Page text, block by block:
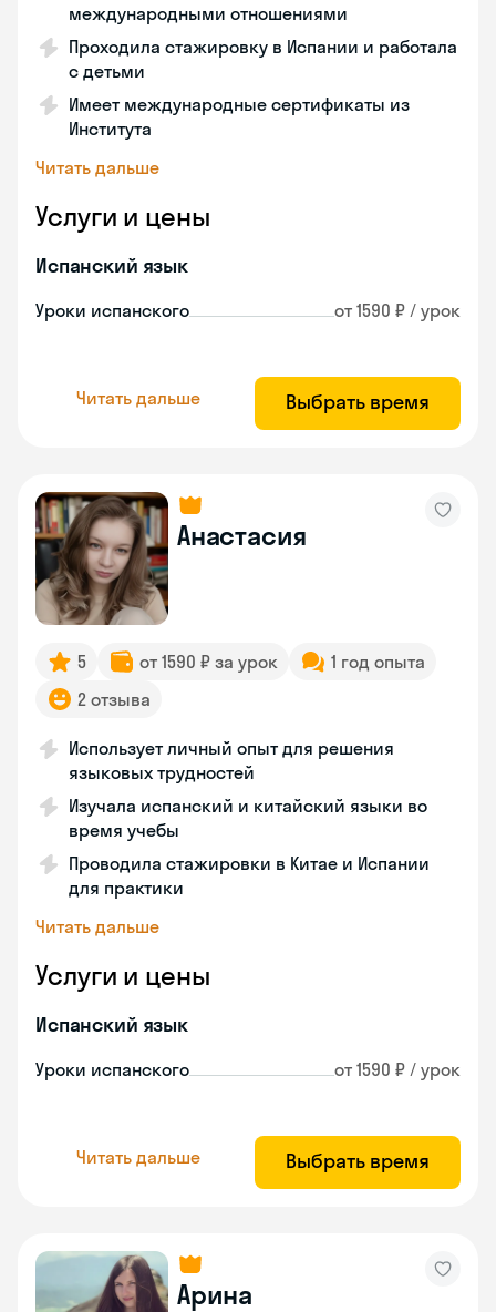
международными отношениями
Проходила стажировку в Испании и работала
с детьми
Имеет международные сертификаты из
Института
Читать дальше
Услуги и цены
Испанский язык
Уроки испанского от 1590 ₽ / урок
Читать дальше Выбрать время
Анастасия
5 от 1590 ₽ за урок
1 год опыта
2 отзыва
Использует личный опыт для решения
языковых трудностей
Изучала испанский и китайский языки во
время учебы
Проводила стажировки в Китае и Испании
для практики
Читать дальше
Услуги и цены
Испанский язык
Уроки испанского от 1590 ₽ / урок
Читать дальше Выбрать время
Арина